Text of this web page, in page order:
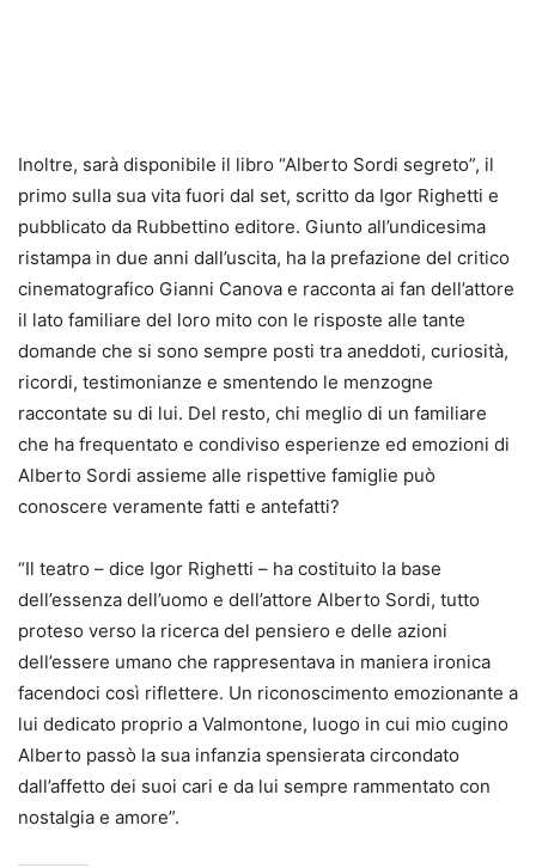
Inoltre, sarà disponibile il libro “Alberto Sordi segreto”, il
primo sulla sua vita fuori dal set, scritto da Igor Righetti e
pubblicato da Rubbettino editore. Giunto all’undicesima
ristampa in due anni dall’uscita, ha la prefazione del critico
cinematografico Gianni Canova e racconta ai fan dell’attore
il lato familiare del loro mito con le risposte alle tante
domande che si sono sempre posti tra aneddoti, curiosità,
ricordi, testimonianze e smentendo le menzogne
raccontate su di lui. Del resto, chi meglio di un familiare
che ha frequentato e condiviso esperienze ed emozioni di
Alberto Sordi assieme alle rispettive famiglie può
conoscere veramente fatti e antefatti?
“Il teatro – dice Igor Righetti – ha costituito la base
dell’essenza dell’uomo e dell’attore Alberto Sordi, tutto
proteso verso la ricerca del pensiero e delle azioni
dell’essere umano che rappresentava in maniera ironica
facendoci così riflettere. Un riconoscimento emozionante a
lui dedicato proprio a Valmontone, luogo in cui mio cugino
Alberto passò la sua infanzia spensierata circondato
dall’affetto dei suoi cari e da lui sempre rammentato con
nostalgia e amore”.